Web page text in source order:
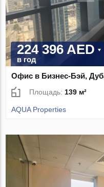
224 396 AED
в год
Офис в Бизнес-Бэй,
Площадь: 139 м²
AQUA Properties